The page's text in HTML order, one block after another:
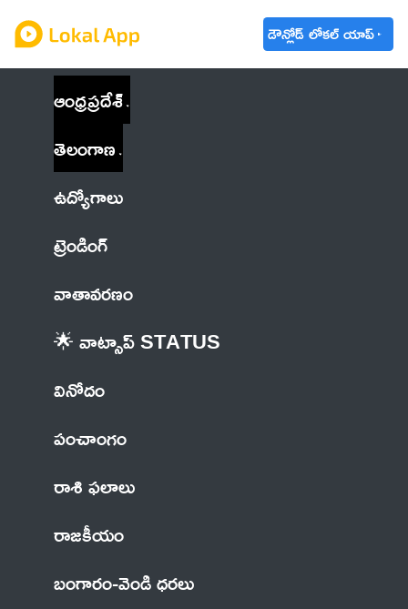
డౌన్లోడ్ లోకల్ యాప్
ఆంధ్రప్రదేశ్
తెలంగాణ
ఉద్యోగాలు
ట్రెండింగ్
వాతావరణం
🌟 వాట్సాప్ STATUS
వినోదం
పంచాంగం
రాశి ఫలాలు
రాజకీయం
బంగారం-వెండి ధరలు